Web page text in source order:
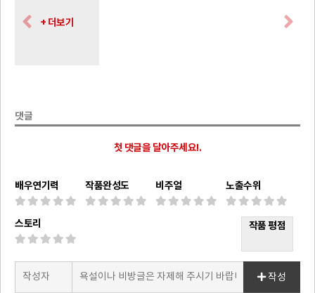
+ 더보기
댓글
첫 댓글을 달아주세요!.
배우연기력 작품완성도 비주얼 노출수위
스토리 작품 평점
작성